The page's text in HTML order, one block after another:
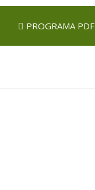
PROGRAMA PDF